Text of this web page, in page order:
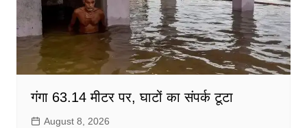
गंगा 63.14 मीटर पर, घाटों का संपर्क टूटा
August 8, 2026